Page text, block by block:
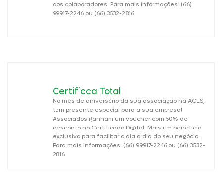
aos colaboradores. Para mais informações: (66)
99917-2246 ou (66) 3532-2816
Certificca Total
No mês de aniversário da sua associação na ACES,
tem presente especial para a sua empresa!
Associados ganham um voucher com 50% de
desconto no Certificado Digital. Mais um benefício
exclusivo para facilitar o dia a dia do seu negócio.
Para mais informações: (66) 99917-2246 ou (66) 3532-
2816